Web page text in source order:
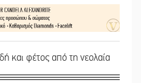
και φέτος από τη νεολαία